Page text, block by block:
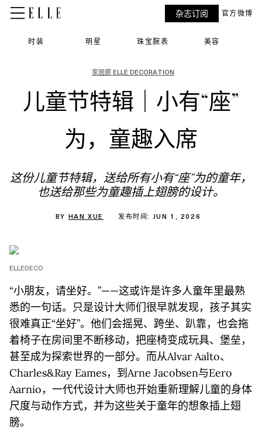
时装 明星 珠宝腕表 美容
杂志订阅 官方微博
家居廊 ELLE DECORATION
儿童节特辑｜小有“座”
为，童趣入席
这份儿童节特辑，送给所有小有“座”为的童年，
也送给那些为童趣插上翅膀的设计。
BY HAN XUE 发布时间: JUN 1, 2026
ELLEDECO
“小朋友，请坐好。”——这或许是许多人童年里最熟
悉的一句话。只是设计大师们很早就发现，孩子其实
很难真正“坐好”。他们会摇晃、跨坐、趴靠，也会拖
着椅子在房间里不断移动，把座椅变成玩具、堡垒，
甚至成为探索世界的一部分。而从Alvar Aalto、
Charles&Ray Eames，到Arne Jacobsen与Eero
Aarnio，一代代设计大师也开始重新理解儿童的身体
尺度与动作方式，并为这些关于童年的想象插上翅
膀。